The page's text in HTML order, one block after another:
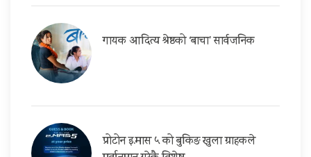
गायक आदित्य श्रेष्ठको ‘बाचा’ सार्वजनिक
प्रोटोन इ.मास ५ को बुकिङ खुला ग्राहकले